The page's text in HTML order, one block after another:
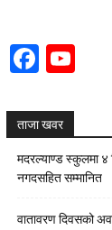
ताजा खवर
मदरल्याण्ड स्कुलमा ४
नगदसहित सम्मानित
वातावरण दिवसको